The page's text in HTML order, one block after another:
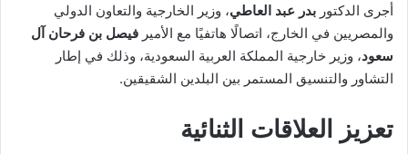
أجرى الدكتور بدر عبد العاطي، وزير الخارجية والتعاون الدولي
والمصريين في الخارج، اتصالًا هاتفيًا مع الأمير فيصل بن فرحان آل
سعود، وزير خارجية المملكة العربية السعودية، وذلك في إطار
التشاور والتنسيق المستمر بين البلدين الشقيقين.
تعزيز العلاقات الثنائية